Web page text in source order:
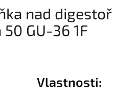
nad digestoř
GU-36 1F
Vlastnosti: